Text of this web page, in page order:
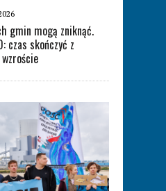
gmin mogą zniknąć.
czas skończyć z